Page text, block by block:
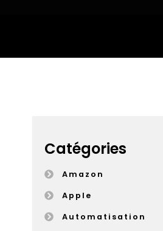
Catégories
Amazon
Apple
Automatisation